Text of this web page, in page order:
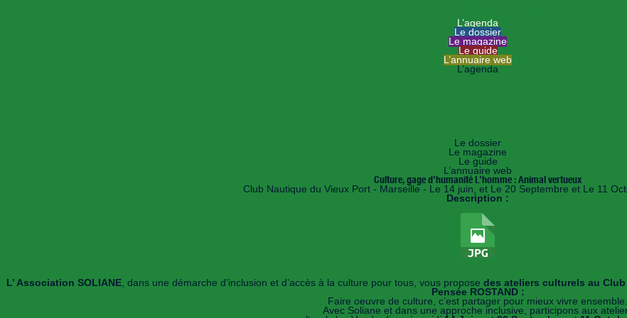
L’agenda
Le dossier
Le magazine
Le guide
L’annuaire web
L’agenda
Le dossier
Le magazine
Le guide
L’annuaire web
Culture, gage d’humanité L’homme : Animal vertueux
Club Nautique du Vieux Port - Marseille - Le 14 juin, et Le 20 Septembre et Le 11
Description :
L’ Association SOLIANE, dans une démarche d’inclusion et d’accès à la culture pour tous, vous propose des ateliers culturels au
Pensée ROSTAND :
Faire oeuvre de culture, c’est partager pour mieux vivre ensemble.
Avec Soliane et dans une approche inclusive, participons aux